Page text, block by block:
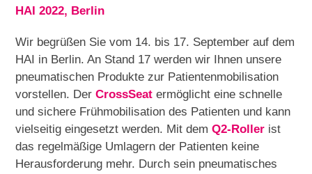
HAI 2022, Berlin
Wir begrüßen Sie vom 14. bis 17. September auf dem
HAI in Berlin. An Stand 17 werden wir Ihnen unsere
pneumatischen Produkte zur Patientenmobilisation
vorstellen. DerCrossSeatermöglicht eine schnelle
und sichere Frühmobilisation des Patienten und kann
vielseitig eingesetzt werden. Mit demQ2-Roller ist
das regelmäßige Umlagern der Patienten keine
Herausforderung mehr. Durch sein pneumatisches